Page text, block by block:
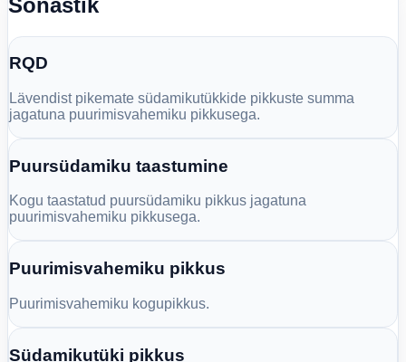
RQD
Lävendist pikemate südamikutükkide pikkuste summa
jagatuna puurimisvahemiku pikkusega.
Puursüdamiku taastumine
Kogu taastatud puursüdamiku pikkus jagatuna
puurimisvahemiku pikkusega.
Puurimisvahemiku pikkus
Puurimisvahemiku kogupikkus.
Südamikutüki pikkus